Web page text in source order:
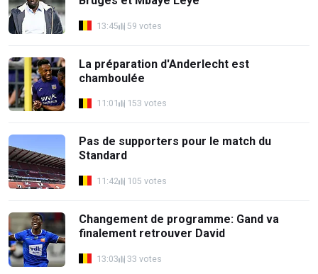
13:45 59 votes
La préparation d'Anderlecht est
chamboulée
11:01 153 votes
Pas de supporters pour le match du
Standard
11:42 105 votes
Changement de programme: Gand va
finalement retrouver David
13:03 33 votes